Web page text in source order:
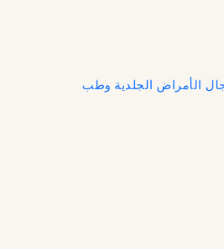
الأمراض الجلدية وطب